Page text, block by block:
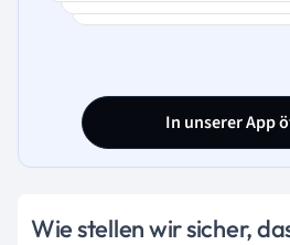
erfordert lediglich, dass
Englisch falsch
du vermeiden, indem du
Musik hörst.
In unserer App
Wie stellen wir sicher,